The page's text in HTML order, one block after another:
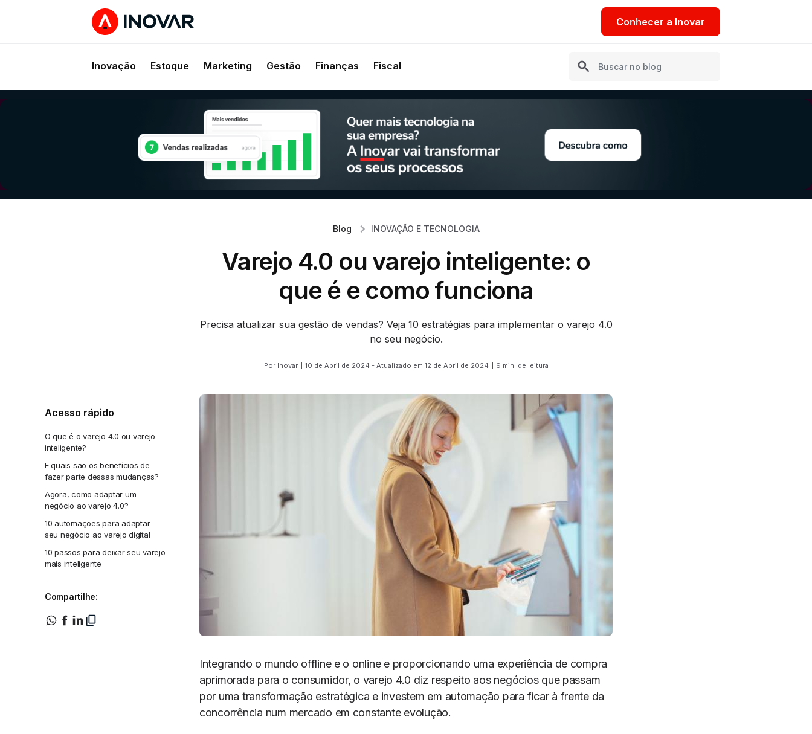
Conhecer a Inovar
Inovação Estoque Marketing Gestão Finanças Fiscal
Blog INOVAÇÃO E TECNOLOGIA
Varejo 4.0 ou varejo inteligente: o
que é e como funciona
Precisa atualizar sua gestão de vendas? Veja 10 estratégias para implementar o varejo 4.0
no seu negócio.
Por Inovar 10 de Abril de 2024 - Atualizado em 12 de Abril de 2024 9 min. de leitura
Acesso rápido
O que é o varejo 4.0 ou varejo
inteligente?
E quais são os benefícios de
fazer parte dessas mudanças?
Agora, como adaptar um
negócio ao varejo 4.0?
10 automações para adaptar
seu negócio ao varejo digital
10 passos para deixar seu varejo
mais inteligente
Compartilhe:
Integrando o mundo offline e o online e proporcionando uma experiência de compra
aprimorada para o consumidor, o varejo 4.0 diz respeito aos negócios que passam
por uma transformação estratégica e investem em automação para ficar à frente da
concorrência num mercado em constante evolução.